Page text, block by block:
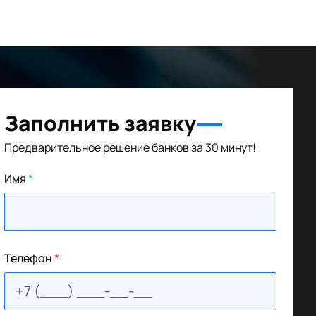
Заполнить заявку
Предварительное решение банков за 30 минут!
Имя*
Телефон*